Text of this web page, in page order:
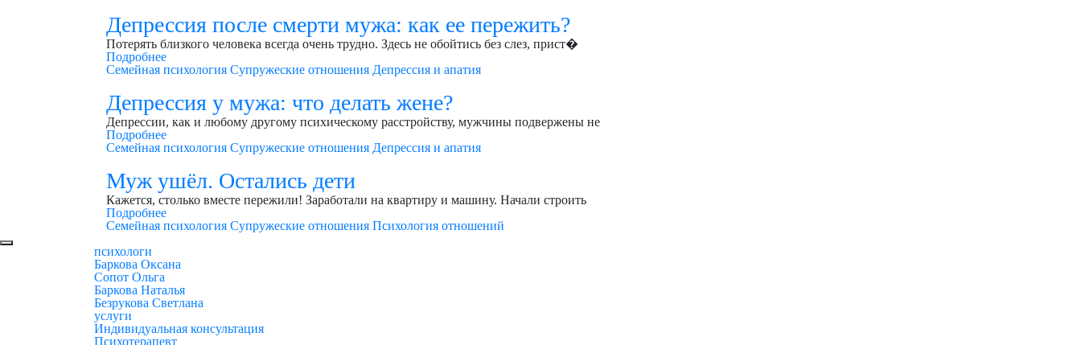
Депрессия после смерти мужа: как ее пережить?
Потерять близкого человека всегда очень трудно. Здесь не обойтись без слез, прист�
Подробнее
Семейная психология Супружеские отношения Депрессия и апатия
Депрессия у мужа: что делать жене?
Депрессии, как и любому другому психическому расстройству, мужчины подвержены не
Подробнее
Семейная психология Супружеские отношения Депрессия и апатия
Муж ушёл. Остались дети
Кажется, столько вместе пережили! Заработали на квартиру и машину. Начали строить
Подробнее
Семейная психология Супружеские отношения Психология отношений
психологи
Баркова Оксана
Сопот Ольга
Баркова Наталья
Безрукова Светлана
услуги
Индивидуальная консультация
Психотерапевт